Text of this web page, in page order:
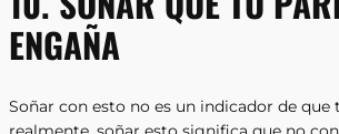
ENGAÑA
Soñar con esto no es un indicador de que